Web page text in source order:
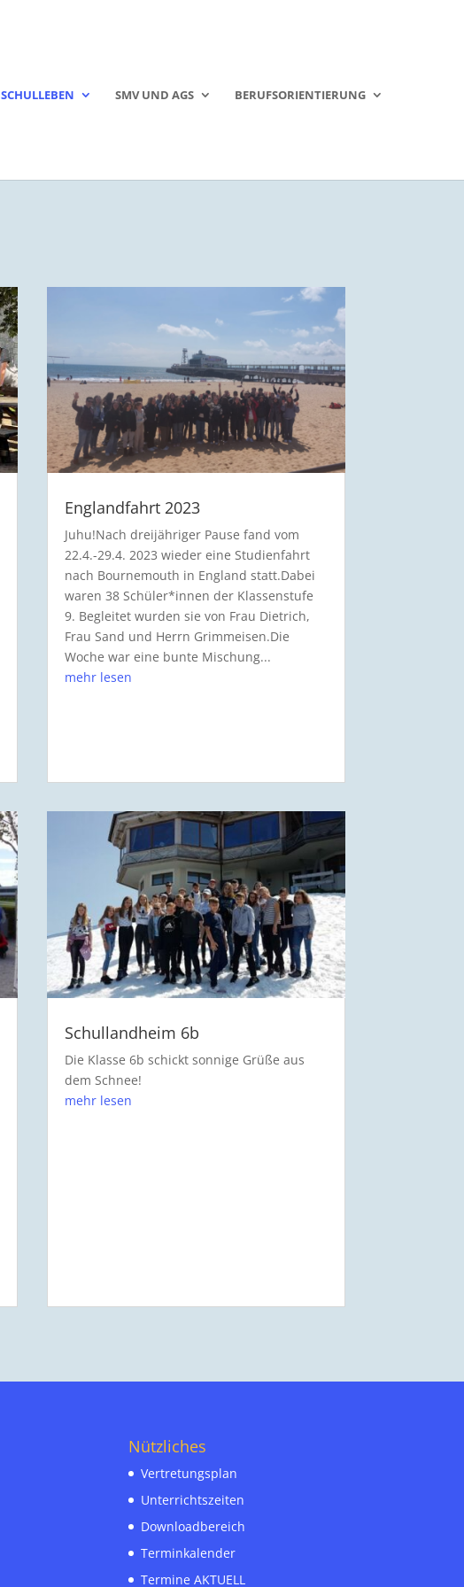
SCHULLEBEN SMV UND AGS BERUFSORIENTIERUNG
Englandfahrt 2023
Juhu!Nach dreijähriger Pause fand vom
22.4.-29.4. 2023 wieder eine Studienfahrt
nach Bournemouth in England statt.Dabei
waren 38 Schüler*innen der Klassenstufe
9. Begleitet wurden sie von Frau Dietrich,
Frau Sand und Herrn Grimmeisen.Die
Woche war eine bunte Mischung...
mehr lesen
Schullandheim 6b
Die Klasse 6b schickt sonnige Grüße aus
dem Schnee!
mehr lesen
Nützliches
Vertretungsplan
Unterrichtszeiten
Downloadbereich
Terminkalender
Termine AKTUELL